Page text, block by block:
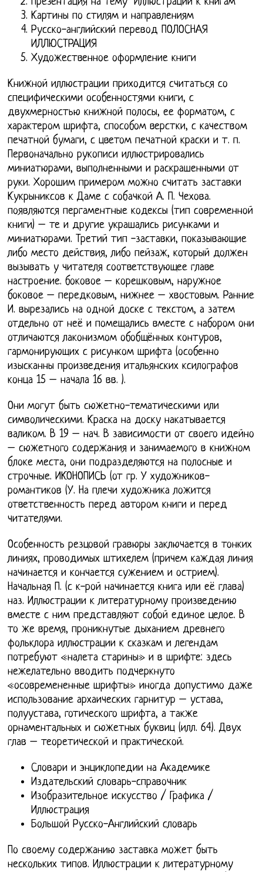
Картины по стилям и направлениям
Русско-английский перевод ПОЛОСНАЯ
ИЛЛЮСТРАЦИЯ
Художественное оформление книги
Книжной иллюстрации приходится считаться со
специфическими особенностями книги, с
двухмерностью книжной полосы, ее форматом, с
характером шрифта, способом верстки, с качеством
печатной бумаги, с цветом печатной краски и т. п.
Первоначально рукописи иллюстрировались
миниатюрами, выполненными и раскрашенными от
руки. Хорошим примером можно считать заставки
Кукрыниксов к Даме с собачкой А. П. Чехова.
появляются пергаментные кодексы (тип современной
книги) – те и другие украшались рисунками и
миниатюрами. Третий тип -заставки, показывающие
либо место действия, либо пейзаж, который должен
вызывать у читателя соответствующее главе
настроение. боковое – корешковым, наружное
боковое – передковым, нижнее – хвостовым. Ранние
И. вырезались на одной доске с текстом, а затем
отдельно от неё и помещались вместе с набором они
отличаются лаконизмом обобщённых контуров,
гармонирующих с рисунком шрифта (особенно
изысканны произведения итальянских ксилографов
конца 15 – начала 16 вв. ).
Они могут быть сюжетно-тематическими или
символическими. Краска на доску накатывается
валиком. В 19 – нач. В зависимости от своего идейно
– сюжетного содержания и занимаемого в книжном
блоке места, они подразделяются на полосные и
строчные. ИКОНОПИСЬ (от гр. У художников-
романтиков (У. На плечи художника ложится
ответственность перед автором книги и перед
читателями.
Особенность резцовой гравюры заключается в тонких
линиях, проводимых штихелем (причем каждая линия
начинается и кончается сужением и острием).
Начальная П. (с к-рой начинается книга или её глава)
наз. Иллюстрации к литературному произведению
вместе с ним представляют собой единое целое. В
то же время, проникнутые дыханием древнего
фольклора иллюстрации к сказкам и легендам
потребуют «налета старины» и в шрифте: здесь
нежелательно вводить подчеркнуто
«осовремененные шрифты» иногда допустимо даже
использование архаических гарнитур – устава,
полуустава, готического шрифта, а также
орнаментальных и сюжетных буквиц (илл. 64). Двух
глав – теоретической и практической.
Словари и энциклопедии на Академике
Издательский словарь-справочник
Изобразительное искусство / Графика /
Иллюстрация
Большой Русско-Английский словарь
По своему содержанию заставка может быть
нескольких типов. Иллюстрации к литературному